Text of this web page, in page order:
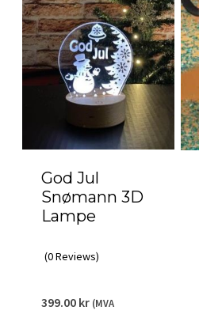
God Jul
Snømann 3D
Lampe
(0 Reviews)
399.00 kr (MVA